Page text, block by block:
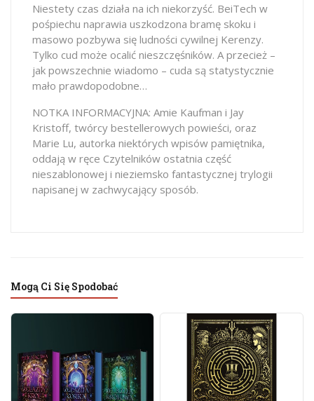
Niestety czas działa na ich niekorzyść. BeiTech w
pośpiechu naprawia uszkodzona bramę skoku i
masowo pozbywa się ludności cywilnej Kerenzy.
Tylko cud może ocalić nieszczęśników. A przecież –
jak powszechnie wiadomo – cuda są statystycznie
mało prawdopodobne…
NOTKA INFORMACYJNA: Amie Kaufman i Jay
Kristoff, twórcy bestellerowych powieści, oraz
Marie Lu, autorka niektórych wpisów pamiętnika,
oddają w ręce Czytelników ostatnia część
nieszablonowej i nieziemsko fantastycznej trylogii
napisanej w zachwycający sposób.
Mogą Ci Się Spodobać